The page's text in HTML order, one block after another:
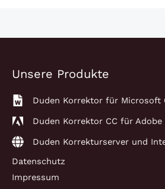
Unsere Produkte
Duden Korrektor für Microsoft
Duden Korrektor CC für
Duden Korrekturserver und
Datenschutz
Impressum